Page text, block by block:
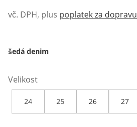
vč. DPH, plus poplatek za dopravu
šedá denim
Velikost
24 25 26 27